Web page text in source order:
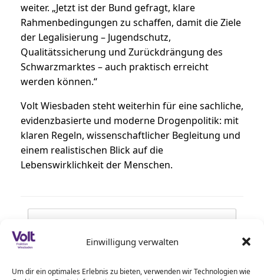
Einwilligung verwalten
Um dir ein optimales Erlebnis zu bieten, verwenden wir Technologien wie
weiter. „Jetzt ist der Bund gefragt, klare
Rahmenbedingungen zu schaffen, damit die Ziele
der Legalisierung – Jugendschutz,
Qualitätssicherung und Zurückdrängung des
Schwarzmarktes – auch praktisch erreicht
werden können.“
Volt Wiesbaden steht weiterhin für eine sachliche,
evidenzbasierte und moderne Drogenpolitik: mit
klaren Regeln, wissenschaftlicher Begleitung und
einem realistischen Blick auf die
Lebenswirklichkeit der Menschen.
Plattform wächst →